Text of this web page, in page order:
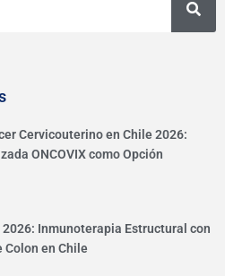
Cervicouterino en Chile 2026:
ONCOVIX como Opción
2026: Inmunoterapia Estructural con
Colon en Chile